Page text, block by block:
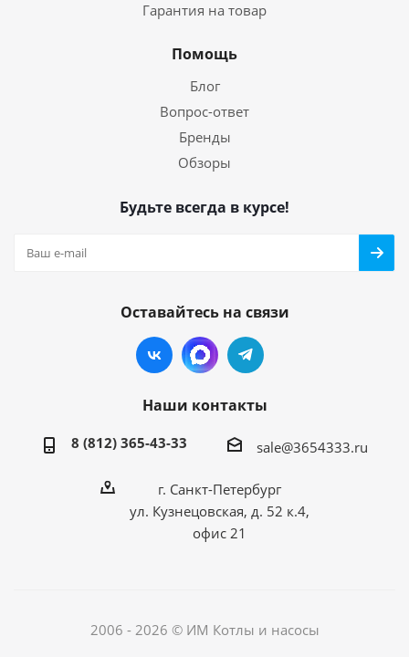
Гарантия на товар
Помощь
Блог
Вопрос-ответ
Бренды
Обзоры
Будьте всегда в курсе!
Оставайтесь на связи
Наши контакты
8 (812) 365-43-33 sale@3654333.ru
г. Санкт-Петербург
ул. Кузнецовская, д. 52 к.4,
офис 21
2006 - 2026 © ИМ Котлы и насосы